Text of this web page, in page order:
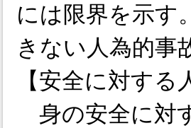
には限界を示す
きない人為的事
【安全に対す
身の安全に対